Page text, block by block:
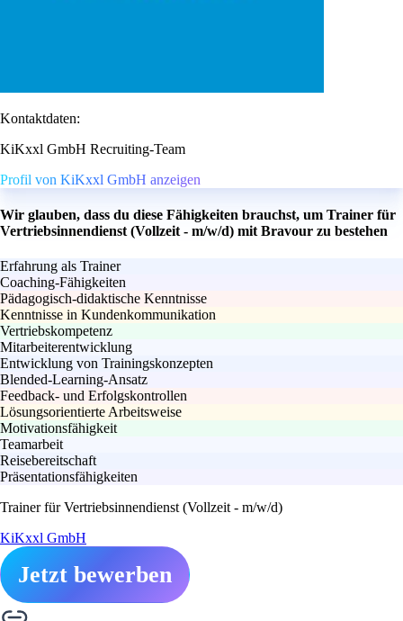
Kontaktdaten:
KiKxxl GmbH Recruiting-Team
Profil von KiKxxl GmbH anzeigen
Wir glauben, dass du diese Fähigkeiten brauchst, um Trainer für
Vertriebsinnendienst (Vollzeit - m/w/d) mit Bravour zu bestehen
Erfahrung als Trainer
Coaching-Fähigkeiten
Pädagogisch-didaktische Kenntnisse
Kenntnisse in Kundenkommunikation
Vertriebskompetenz
Mitarbeiterentwicklung
Entwicklung von Trainingskonzepten
Blended-Learning-Ansatz
Feedback- und Erfolgskontrollen
Lösungsorientierte Arbeitsweise
Motivationsfähigkeit
Teamarbeit
Reisebereitschaft
Präsentationsfähigkeiten
Trainer für Vertriebsinnendienst (Vollzeit - m/w/d)
KiKxxl GmbH
Jetzt bewerben